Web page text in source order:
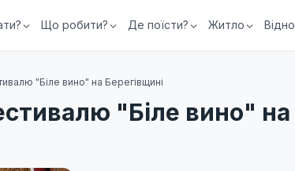
Що робити? Де поїсти? Житло
"Біле вино" на Берегівщині
"Біле вино" на